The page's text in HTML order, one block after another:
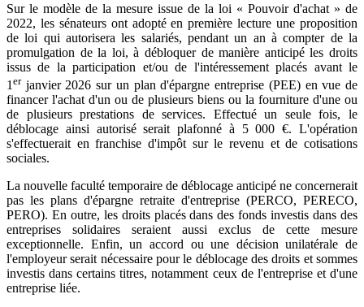
Sur le modèle de la mesure issue de la loi « Pouvoir d'achat » de
2022, les sénateurs ont adopté en première lecture une proposition
de loi qui autorisera les salariés, pendant un an à compter de la
promulgation de la loi, à débloquer de manière anticipé les droits
issus de la participation et/ou de l'intéressement placés avant le
1 erjanvier 2026 sur un plan d'épargne entreprise (PEE) en vue de
financer l'achat d'un ou de plusieurs biens ou la fourniture d'une ou
de plusieurs prestations de services. Effectué un seule fois, le
déblocage ainsi autorisé serait plafonné à 5 000 €. L'opération
s'effectuerait en franchise d'impôt sur le revenu et de cotisations
sociales.
La nouvelle faculté temporaire de déblocage anticipé ne concernerait
pas les plans d'épargne retraite d'entreprise (PERCO, PERECO,
PERO). En outre, les droits placés dans des fonds investis dans des
entreprises solidaires seraient aussi exclus de cette mesure
exceptionnelle. Enfin, un accord ou une décision unilatérale de
l'employeur serait nécessaire pour le déblocage des droits et sommes
investis dans certains titres, notamment ceux de l'entreprise et d'une
entreprise liée.